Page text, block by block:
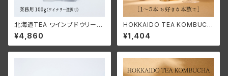
北海道TEA ワインブドウリーフ
ティー2025 ＜業務用100g
（ワイナリー選択可）＞
¥4,860
HOKKAIDO TEA KOMBUCH
A【1〜5本注文OK】
¥1,404